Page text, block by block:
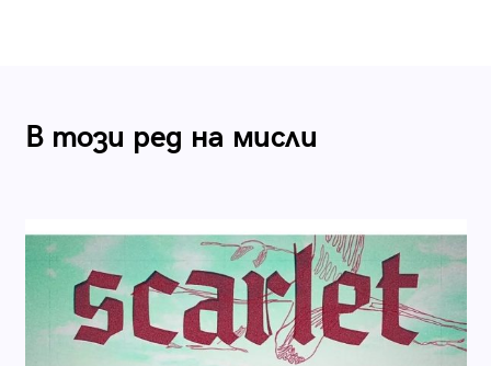
В този ред на мисли